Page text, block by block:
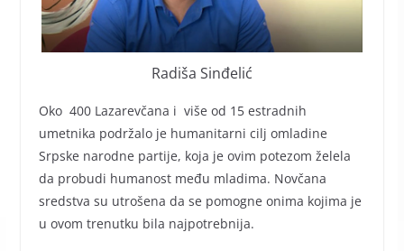
Radiša Sinđelić
Oko 400 Lazarevčana i više od 15 estradnih
umetnika podržalo je humanitarni cilj omladine
Srpske narodne partije, koja je ovim potezom želela
da probudi humanost među mladima. Novčana
sredstva su utrošena da se pomogne onima kojima je
u ovom trenutku bila najpotrebnija.